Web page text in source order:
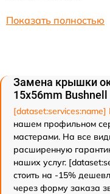
Показать полностью
Замена крышки
15x56mm Bushnell
нашем профильном
мастерами. На все
расширенную
наших услуг.
стоить на -15%
через форму заказа